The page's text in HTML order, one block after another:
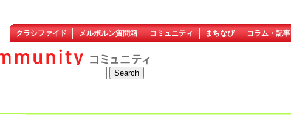
クラシファイド メルボルン質問箱 コミュニティ まちなび コラム・記事